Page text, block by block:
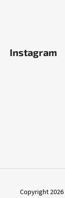
Instagram
Copyright 2026